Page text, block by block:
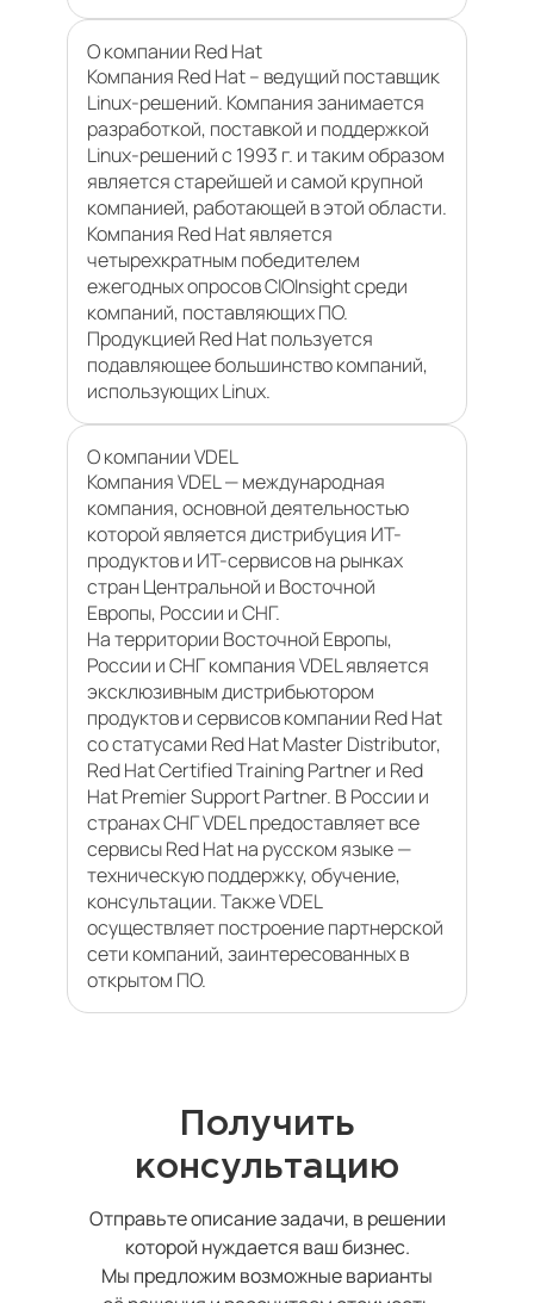
О компании Red Hat
Компания Red Hat – ведущий поставщик
Linux-решений. Компания занимается
разработкой, поставкой и поддержкой
Linux-решений с 1993 г. и таким образом
является старейшей и самой крупной
компанией, работающей в этой области.
Компания Red Hat является
четырехкратным победителем
ежегодных опросов CIOInsight среди
компаний, поставляющих ПО.
Продукцией Red Hat пользуется
подавляющее большинство компаний,
использующих Linux.
О компании VDEL
Компания VDEL — международная
компания, основной деятельностью
которой является дистрибуция ИТ-
продуктов и ИТ-сервисов на рынках
стран Центральной и Восточной
Европы, России и СНГ.
На территории Восточной Европы,
России и СНГ компания VDEL является
эксклюзивным дистрибьютором
продуктов и сервисов компании Red Hat
со статусами Red Hat Master Distributor,
Red Hat Certified Training Partner и Red
Hat Premier Support Partner. В России и
странах СНГ VDEL предоставляет все
сервисы Red Hat на русском языке —
техническую поддержку, обучение,
консультации. Также VDEL
осуществляет построение партнерской
сети компаний, заинтересованных в
открытом ПО.
Получить
консультацию
Отправьте описание задачи, в решении
которой нуждается ваш бизнес.
Мы предложим возможные варианты